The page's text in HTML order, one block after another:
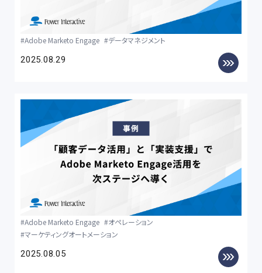
Adobe Marketo Engage データマネジメント
2025.08.29
Adobe Marketo Engage
オペレーション
マーケティングオートメーション
2025.08.05